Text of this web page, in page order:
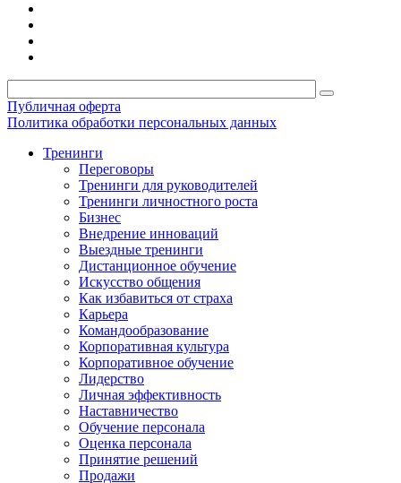
Публичная оферта
Политика обработки персональных данных
Тренинги
Переговоры
Тренинги для руководителей
Тренинги личностного роста
Бизнес
Внедрение инноваций
Выездные тренинги
Дистанционное обучение
Искусство общения
Как избавиться от страха
Карьера
Командообразование
Корпоративная культура
Корпоративное обучение
Лидерство
Личная эффективность
Наставничество
Обучение персонала
Оценка персонала
Принятие решений
Продажи